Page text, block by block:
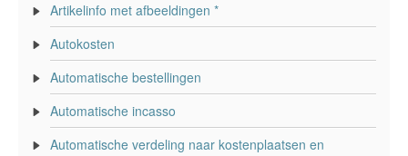
Klant worden
Artikelinfo met afbeeldingen *
Autokosten
Automatische bestellingen
Automatische incasso
Automatische verdeling naar kostenplaatsen en